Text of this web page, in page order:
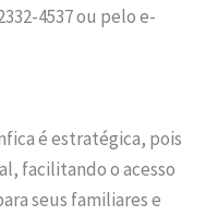
4537 ou pelo e-
é estratégica, pois
facilitando o acesso
seus familiares e